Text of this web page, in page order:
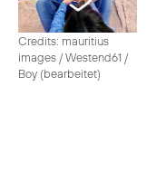
Credits: mauritius
images / Westend61 /
Boy (bearbeitet)